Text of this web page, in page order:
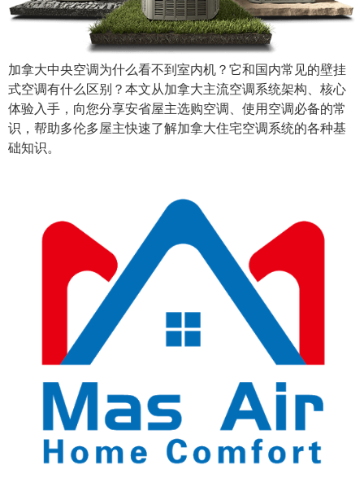
加拿大中央空调为什么看不到室内机？它和国内常见的壁挂
式空调有什么区别？本文从加拿大主流空调系统架构、核心
体验入手，向您分享安省屋主选购空调、使用空调必备的常
识，帮助多伦多屋主快速了解加拿大住宅空调系统的各种基
础知识。